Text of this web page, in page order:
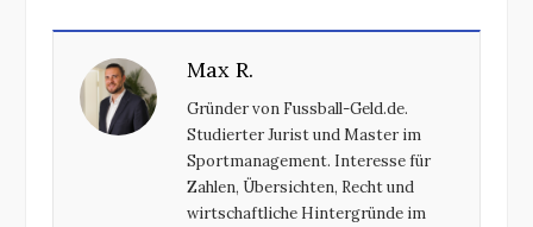
Max R.
Gründer von Fussball-Geld.de.
Studierter Jurist und Master im
Sportmanagement. Interesse für
Zahlen, Übersichten, Recht und
wirtschaftliche Hintergründe im